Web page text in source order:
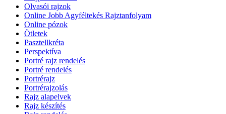
Olvasói rajzok
Online Jobb Agyféltekés Rajztanfolyam
Online pózok
Ötletek
Pasztellkréta
Perspektíva
Portré rajz rendelés
Portré rendelés
Portrérajz
Portrérajzolás
Rajz alapelvek
Rajz készítés